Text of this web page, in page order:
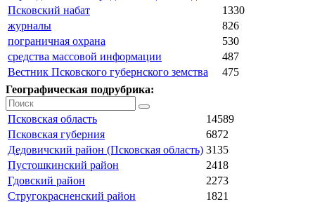
Псковский набат
1330
журналы
826
пограничная охрана
530
средства массовой информации
487
Вестник Псковского губернского земства
475
Географическая подрубрика:
Псковская область
14589
Псковская губерния
6872
Дедовичский район (Псковская область) 3135
Пустошкинский район
2418
Гдовский район
2273
Стругокрасненский район
1821